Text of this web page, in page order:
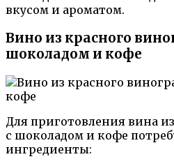
вкусом и ароматом.
Вино из красного
шоколадом и кофе
Для приготовления вина
с шоколадом и кофе
ингредиенты: